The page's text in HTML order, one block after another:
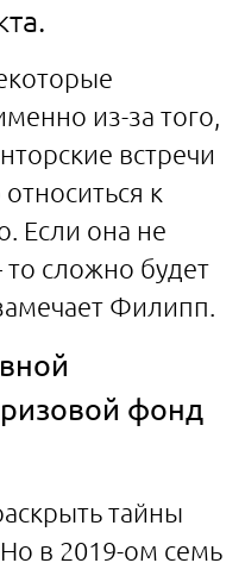
из-за того,
встречи
к
Если она не
сложно будет
Филипп.
фонд
тайны
в 2019-ом семь